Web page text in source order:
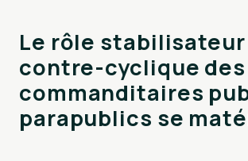
Le rôle
contre-cyclique des
commanditaires
parapublics se